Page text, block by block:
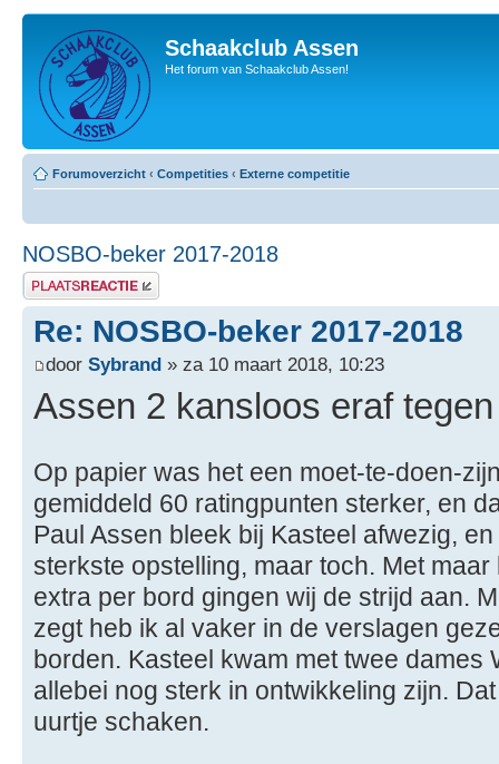
Schaakclub Assen
Het forum van Schaakclub Assen!
Forumoverzicht ‹ Competities ‹ Externe competitie
NOSBO-beker 2017-2018
Plaats een reactie
Re: NOSBO-beker 2017-2018
door Sybrand » za 10 maart 2018, 10:23
Assen 2 kansloos eraf
Op papier was het een moet-te-doen-
gemiddeld 60 ratingpunten sterker, en
Paul Assen bleek bij Kasteel afwezig,
sterkste opstelling, maar toch. Met
extra per bord gingen wij de strijd aan.
zegt heb ik al vaker in de verslagen
borden. Kasteel kwam met twee dames
allebei nog sterk in ontwikkeling zijn.
uurtje schaken.